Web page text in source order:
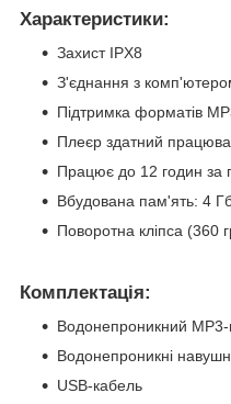
Характеристики:
Захист IPX8
З'єднання з
Підтримка форматів
Плеєр здатний
Працює до 12 годин за
Вбудована пам'ять: 4
Поворотна кліпса (360
Комплектація:
Водонепроникний
Водонепроникні
USB-кабель